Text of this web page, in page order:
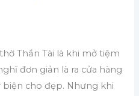
Thần Tài là khi mở tiệm
đơn giản là ra cửa hàng
cho đẹp. Nhưng khi